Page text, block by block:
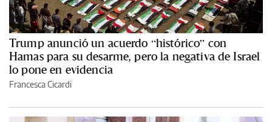
Trump anunció un acuerdo “histórico” con
Hamas para su desarme, pero la negativa de Israel
lo pone en evidencia
Francesca Cicardi